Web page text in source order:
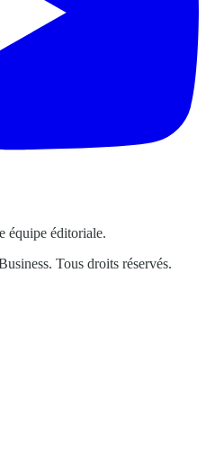
équipe éditoriale.
Tous droits réservés.